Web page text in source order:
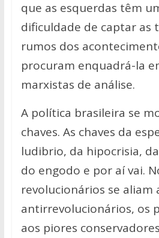
que as esquerdas têm
dificuldade de captar as
rumos dos
procuram enquadrá-la
marxistas de análise.
A política brasileira se
chaves. As chaves da
ludibrio, da hipocrisia,
do engodo e por aí vai.
revolucionários se aliam
antirrevolucionários, os
aos piores